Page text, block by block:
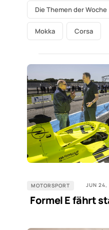
Die Themen der Woche
Mokka Corsa
MOTORSPORT JUN 24,
Formel E fährt